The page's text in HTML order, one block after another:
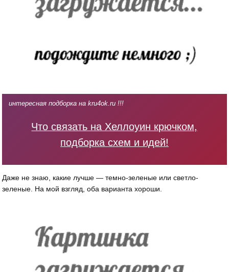
интересная подборка на kru4ok.ru !!!
Что связать на Хеллоуин крючком,
подборка схем и идей!
Даже не знаю, какие лучше — темно-зеленые или светло-
зеленые. На мой взгляд, оба варианта хороши.